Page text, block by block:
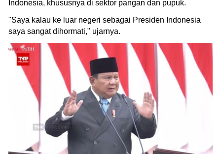
Indonesia, khususnya di sektor pangan dan pupuk.
"Saya kalau ke luar negeri sebagai Presiden Indonesia
saya sangat dihormati," ujarnya.